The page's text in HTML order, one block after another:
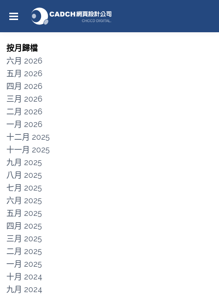
按月歸檔
六月 2026
五月 2026
四月 2026
三月 2026
二月 2026
一月 2026
十二月 2025
十一月 2025
九月 2025
八月 2025
七月 2025
六月 2025
五月 2025
四月 2025
三月 2025
二月 2025
一月 2025
十月 2024
九月 2024